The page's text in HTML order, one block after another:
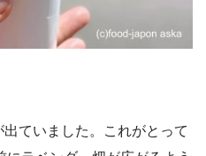
ていました。これがとって